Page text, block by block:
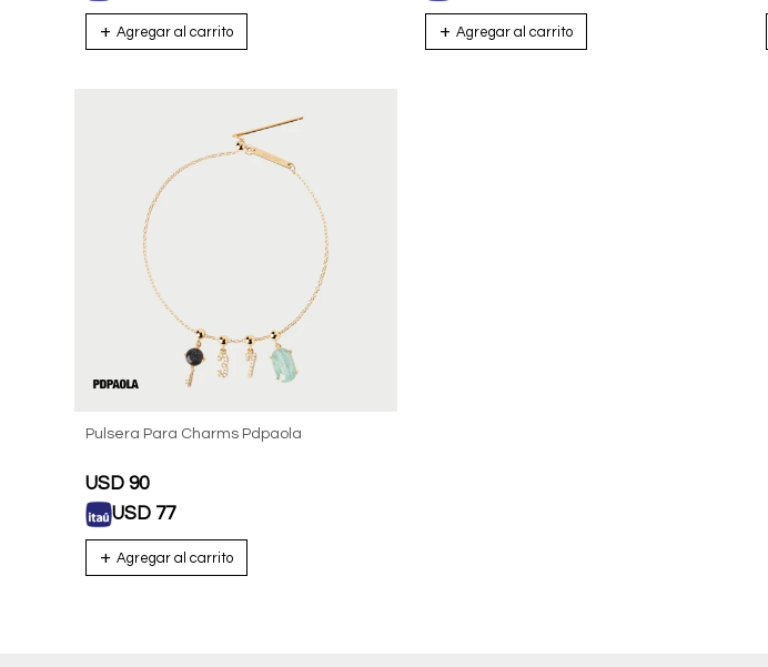
Pulsera Para Charms Pdpaola
USD 90
USD 77